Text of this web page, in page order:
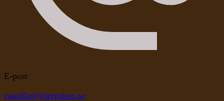
E-post
camilla@stjernsken.se